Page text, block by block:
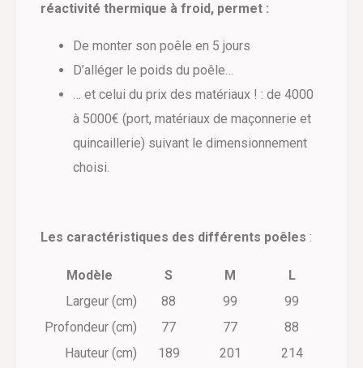
réactivité thermique à froid, permet :
De monter son poêle en 5 jours
D’alléger le poids du poêle…
… et celui du prix des matériaux ! : de 4000
à 5000€ (port, matériaux de maçonnerie et
quincaillerie) suivant le dimensionnement
choisi.
Les caractéristiques des différents poêles :
Modèle S M
L
Largeur (cm)
88 99
99
Profondeur (cm)
77 77
88
Hauteur (cm)
189 201
214